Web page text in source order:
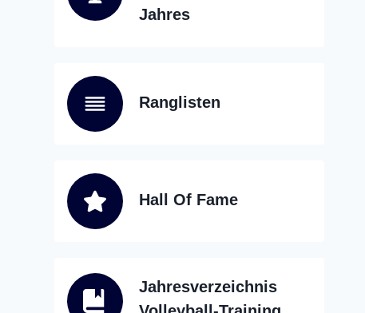
Jahres
Ranglisten
Hall Of Fame
Jahresverzeichnis